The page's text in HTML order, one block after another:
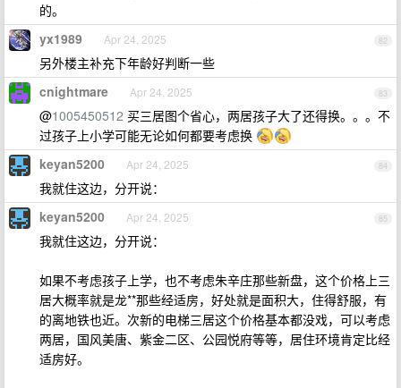
的。
82
yx1989 Apr 24, 2025
另外楼主补充下年龄好判断一些
83
cnightmare Apr 24, 2025
@1005450512 买三居图个省心，两居孩子大了还得换。。。不
过孩子上小学可能无论如何都要考虑换
84
keyan5200 Apr 24, 2025
我就住这边，分开说：
85
keyan5200 Apr 24, 2025
我就住这边，分开说：
如果不考虑孩子上学，也不考虑朱辛庄那些新盘，这个价格上三
居大概率就是龙**那些经适房，好处就是面积大，住得舒服，有
的离地铁也近。次新的电梯三居这个价格基本都没戏，可以考虑
两居，国风美唐、紫金二区、公园悦府等等，居住环境肯定比经
适房好。